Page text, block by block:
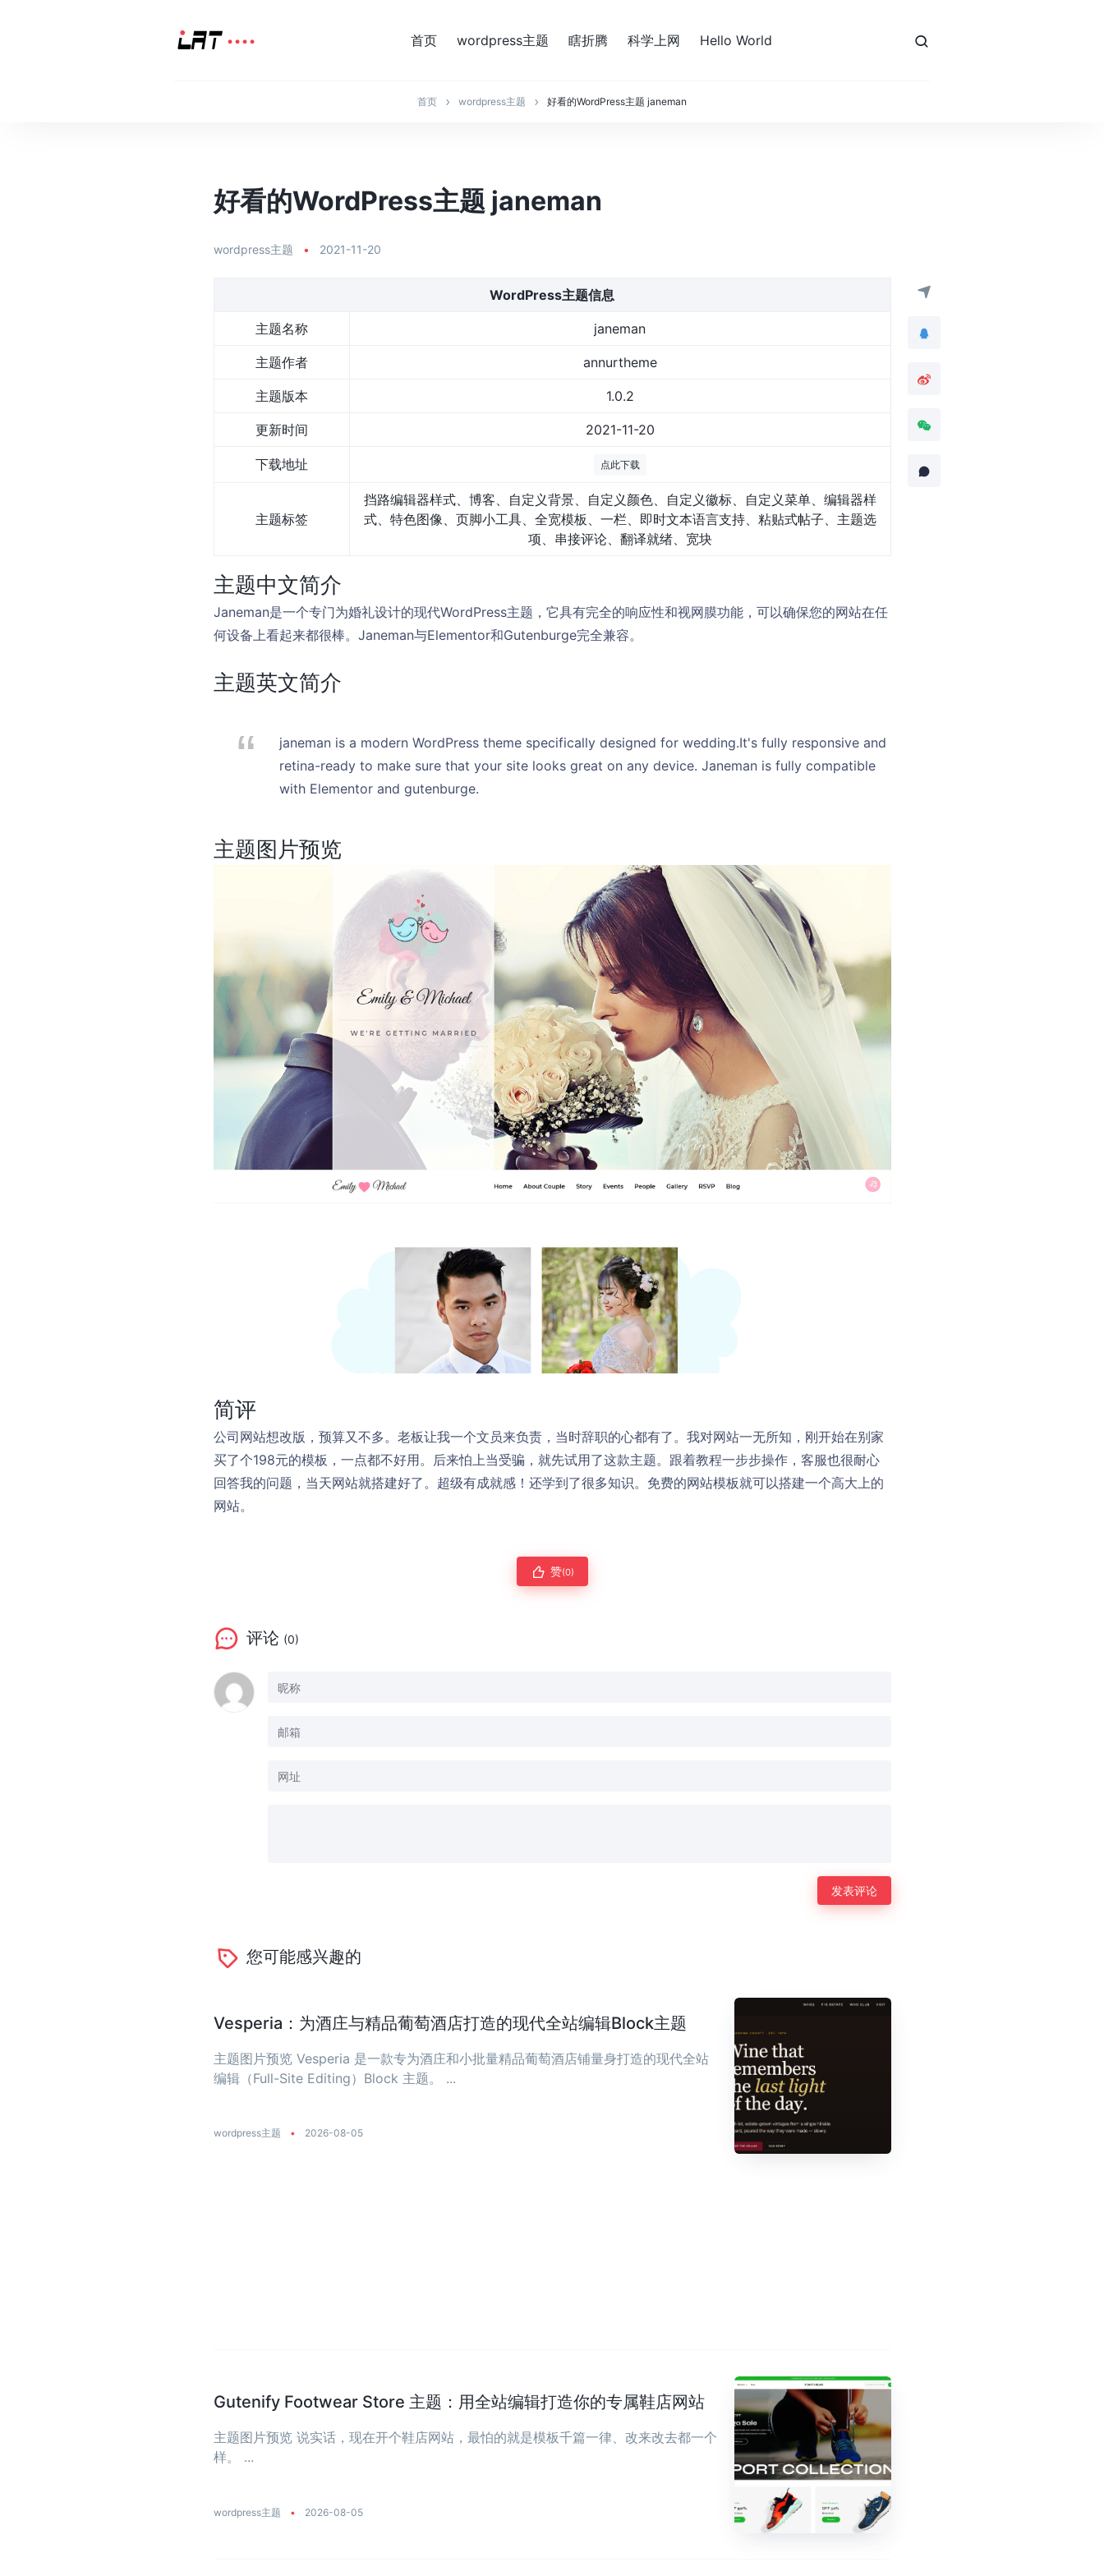
首页 wordpress主题 瞎折腾 科学上网 Hello World
首页 wordpress主题 好看的WordPress主题 janeman
好看的WordPress主题 janeman
wordpress主题 • 2021-11-20
WordPress主题信息
主题名称 janeman
主题作者 annurtheme
主题版本 1.0.2
更新时间 2021-11-20
下载地址 点此下载
主题标签
挡路编辑器样式、博客、自定义背景、自定义颜色、自定义徽标、自定义菜单、编辑器样
式、特色图像、页脚小工具、全宽模板、一栏、即时文本语言支持、粘贴式帖子、主题选
项、串接评论、翻译就绪、宽块
主题中文简介
Janeman是一个专门为婚礼设计的现代WordPress主题，它具有完全的响应性和视网膜功能，可以确保您的网站在任
何设备上看起来都很棒。Janeman与Elementor和Gutenburge完全兼容。
主题英文简介
janeman is a modern WordPress theme specifically designed for wedding.It's fully responsive and
retina-ready to make sure that your site looks great on any device. Janeman is fully compatible
with Elementor and gutenburge.
主题图片预览
简评
公司网站想改版，预算又不多。老板让我一个文员来负责，当时辞职的心都有了。我对网站一无所知，刚开始在别家
买了个198元的模板，一点都不好用。后来怕上当受骗，就先试用了这款主题。跟着教程一步步操作，客服也很耐心
回答我的问题，当天网站就搭建好了。超级有成就感！还学到了很多知识。免费的网站模板就可以搭建一个高大上的
网站。
赞(0)
评论 (0)
您可能感兴趣的
Vesperia：为酒庄与精品葡萄酒店打造的现代全站编辑Block主题
主题图片预览 Vesperia 是一款专为酒庄和小批量精品葡萄酒店铺量身打造的现代全站
编辑（Full-Site Editing）Block 主题。 ...
wordpress主题 • 2026-08-05
Gutenify Footwear Store 主题：用全站编辑打造你的专属鞋店网站
主题图片预览 说实话，现在开个鞋店网站，最怕的就是模板千篇一律、改来改去都一个
样。 ...
wordpress主题 • 2026-08-05